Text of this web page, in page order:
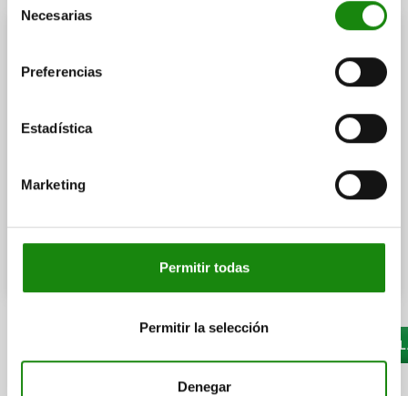
Necesarias
Preferencias
Estadística
Marketing
Permitir todas
Permitir la selección
Denegar
04435-10 - TORNILLOS EXCÉNTRICOS DE SUJECIÓN CON